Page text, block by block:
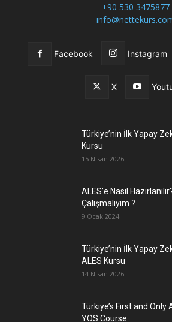
+90 530 3475877
Facebook Instagram
X
Türkiye’nin İlk Yapay
Kursu
15 Nisan 2026
ALES’e Nasıl
Çalışmalıyım ?
9 Ocak 2024
Türkiye’nin İlk Yapay
ALES Kursu
14 Nisan 2026
Türkiye’s First and
YÖS Course